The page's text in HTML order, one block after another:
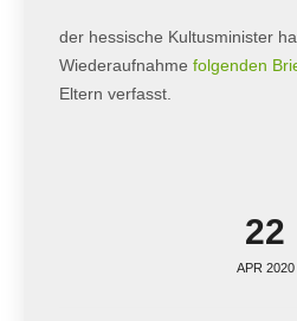
der hessische Kultusminister
Wiederaufnahme folgenden
Eltern verfasst.
22
APR 2020